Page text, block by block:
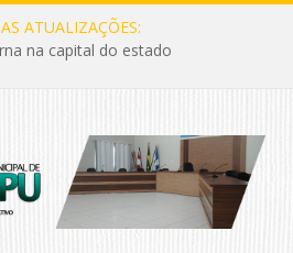
ATUALIZAÇÕES:
na capital do estado